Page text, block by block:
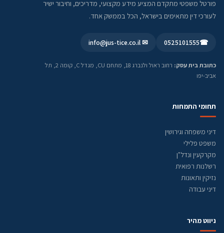
פורטל משפטי מתקדם המציע מידע מקצועי, מדריכים, וחיבור ישיר
לעורכי דין מתאימים בישראל, הכל בממשק אחד.
☎
0525101555
✉ info@jus-tice.co.il
כתובת בית עסק:
רחוב ראול ולנברג 18, מתחם CU, מגדל C, קומה 2, תל
אביב-יפו
תחומי התמחות
דיני משפחה וגירושין
משפט פלילי
מקרקעין ונדל"ן
רשלנות רפואית
נזיקין ותאונות
דיני עבודה
ניווט מהיר